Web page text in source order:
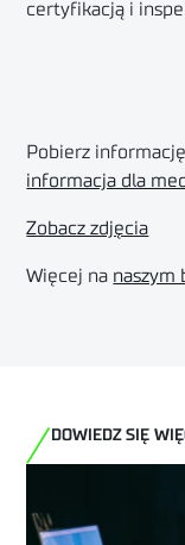
certyfikacją i
Pobierz
informacja dla
Zobacz zdjęcia
Więcej na naszym
DOWIEDZ SIĘ